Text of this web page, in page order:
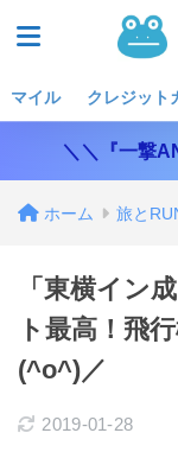
マイル クレジット
＼＼『一撃
ホーム 旅と
「東横イン
ト最高！飛
(^o^)／
2019-01-28